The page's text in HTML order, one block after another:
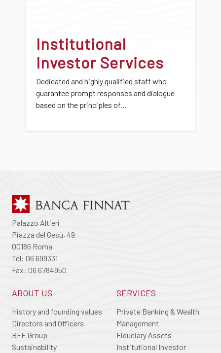
Institutional
Investor Services
Dedicated and highly qualified staff who
guarantee prompt responses and dialogue
based on the principles of...
Palazzo Altieri
Piazza del Gesù, 49
00186 Roma
Tel: 06 699331
Fax: 06 6784950
ABOUT US
History and founding values
Directors and Officers
BFE Group
Sustainability
SERVICES
Private Banking & Wealth
Management
Fiduciary Assets
Institutional Investor